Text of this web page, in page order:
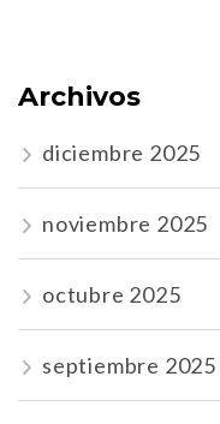
Archivos
diciembre 2025
noviembre 2025
octubre 2025
septiembre 2025